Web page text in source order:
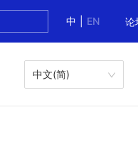
中
EN 论
中文(简)